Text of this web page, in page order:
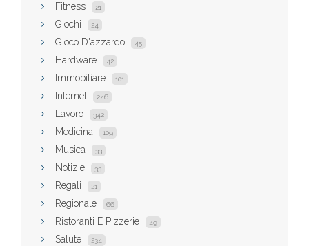
Fitness 21
Giochi 24
Gioco D'azzardo 45
Hardware 42
Immobiliare 101
Internet 246
Lavoro 342
Medicina 109
Musica 33
Notizie 33
Regali 21
Regionale 66
Ristoranti E Pizzerie 49
Salute 234